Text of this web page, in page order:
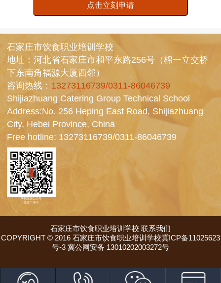
点击立刻申请
石家庄市饮食职业培训学校
地址：河北省石家庄市和平东路256号（棉一立交桥
下东南角福源大厦西邻）
咨询热线： 13273116739/0311-86046739
Shijiazhuang Catering Group Technical School
Address:No. 256 Heping East Road, Shijiazhuang
City, Hebei Province, China
Free hotline: 13273116739/0311-86046739
学校微信公众号
微信二维码
石家庄市饮食职业培训学校 联系我们
COPYRIGHT © 2016 石家庄市饮食职业培训学校冀ICP备11025623
号-3 冀公网安备 13010202003272号